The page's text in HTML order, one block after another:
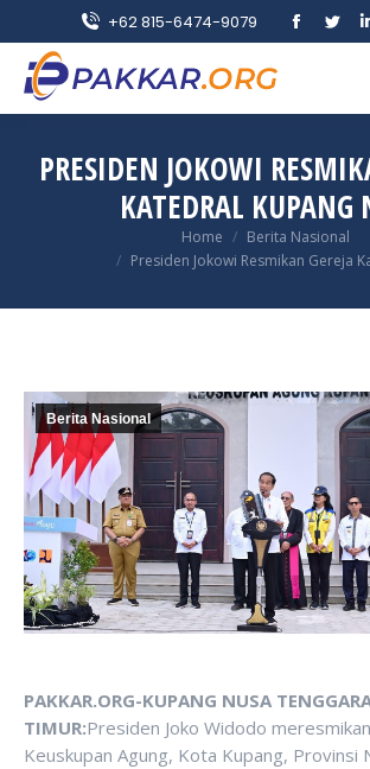
+62 815-6474-9079
in
window
in
PRESIDEN JOKOWI
KATEDRAL KUPANG
Home
Berita Nasional
Presiden Jokowi Resmikan Gereja
Berita Nasional
PAKKAR.ORG-KUPANG NUSA
TIMUR:Presiden Joko Widodo
Keuskupan Agung, Kota Kupang, Provinsi